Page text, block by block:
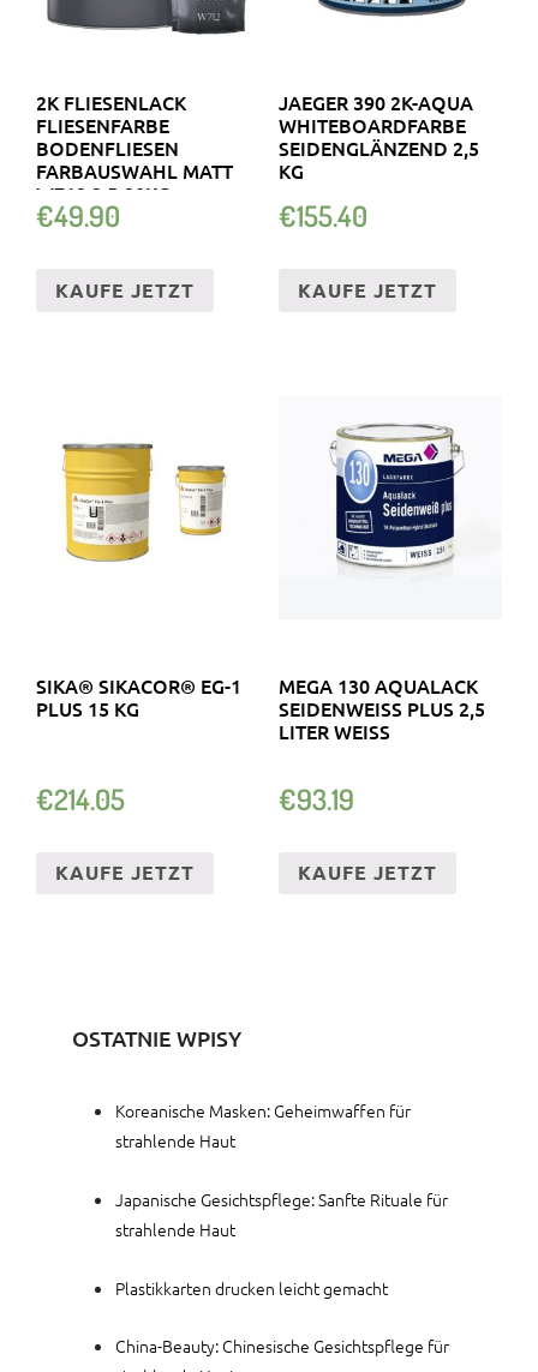
2K FLIESENLACK
FLIESENFARBE
BODENFLIESEN
FARBAUSWAHL MATT
W712 2,5-20KG
€49.90
KAUFE JETZT
JAEGER 390 2K-AQUA
WHITEBOARDFARBE
SEIDENGLÄNZEND 2,5
KG
€155.40
KAUFE JETZT
SIKA® SIKACOR® EG-1
PLUS 15 KG
€214.05
KAUFE JETZT
MEGA 130 AQUALACK
SEIDENWEISS PLUS 2,5 L
ITER WEISS
€93.19
KAUFE JETZT
OSTATNIE WPISY
Koreanische Masken: Geheimwaffen für
strahlende Haut
Japanische Gesichtspflege: Sanfte Rituale für
strahlende Haut
Plastikkarten drucken leicht gemacht
China-Beauty: Chinesische Gesichtspflege für